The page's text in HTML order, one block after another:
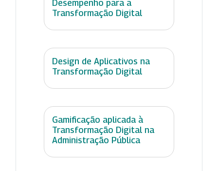
Desempenho para a
Transformação Digital
Design de Aplicativos na
Transformação Digital
Gamificação aplicada à
Transformação Digital na
Administração Pública